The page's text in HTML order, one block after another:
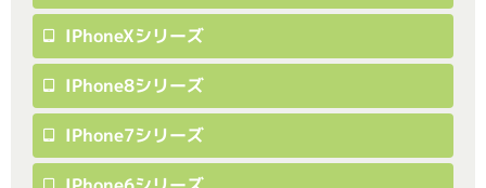
IPhoneXシリーズ
IPhone8シリーズ
IPhone7シリーズ